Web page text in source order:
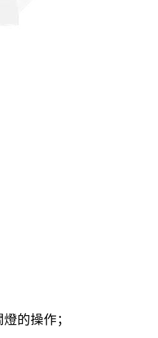
的操作；